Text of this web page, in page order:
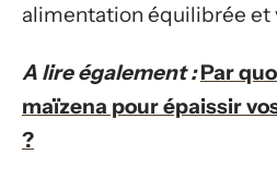
alimentation équilibrée et
A lire également : Par
maïzena pour épaissir
?